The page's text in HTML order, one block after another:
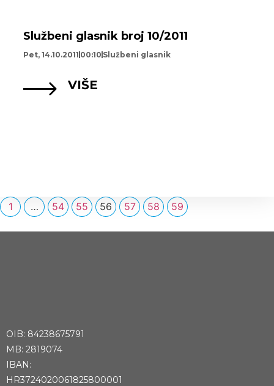
Službeni glasnik broj 10/2011
Pet, 14.10.2011 00:10 Službeni glasnik
VIŠE
1 … 54 55 56 57 58 59
OIB: 84238675791
MB: 2819074
IBAN:
HR3724020061825800001